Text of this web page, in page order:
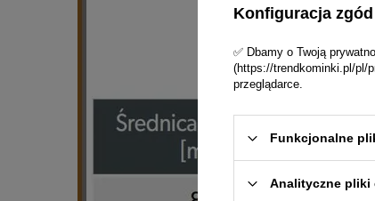
Konfiguracja zgód
✅ Dbamy o Twoją
(https://trendkominki.pl/pl/
przeglądarce.
Funkcjonalne
Analityczne pliki